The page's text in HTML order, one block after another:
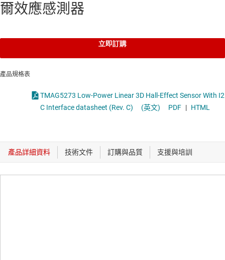
爾效應感測器
立即訂購
產品規格表
TMAG5273 Low-Power Linear 3D Hall-Effect Sensor With I2
C Interface datasheet (Rev. C)
(英文) PDF | HTML